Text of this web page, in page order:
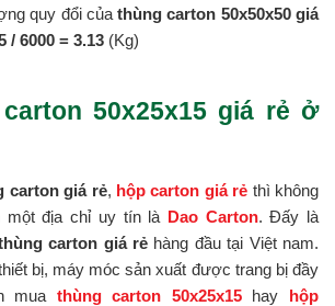
quy đổi củathùng carton 50x50x50 giá
/ 6000 = 3.13 (Kg)
50x25x15 giá rẻ ở
carton giá rẻ, hộp carton giá rẻ thì không
một địa chỉ uy tín là Dao Carton. Đấy là
carton giá rẻhàng đầu tại Việt nam.
bị, máy móc sản xuất được trang bị đầy
mua thùng carton 50x25x15hay hộp